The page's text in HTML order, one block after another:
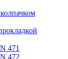
471
472